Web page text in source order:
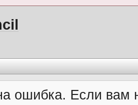
ошибка. Если вам